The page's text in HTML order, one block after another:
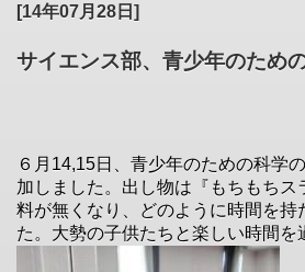
[14年07月28日]
サイエンス部、青少年のため
６月 14,15日、青少年のための科学
加しました。出し物は『もちもちス
料が無くなり、どのように時間を持
た。大勢の子供たちと楽しい時間を